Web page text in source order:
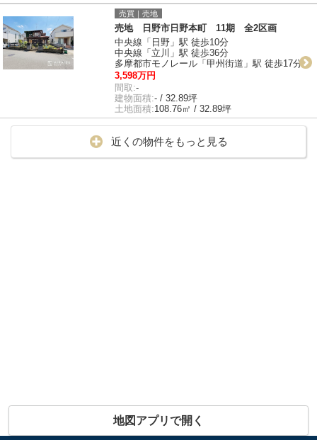
売買｜売地
売地 日野市日野本町 11期 全2区画
中央線「日野」駅 徒歩10分
中央線「立川」駅 徒歩36分
多摩都市モノレール「甲州街道」駅 徒歩17分
3,598万円
間取:-
建物面積:- / 32.89坪
土地面積:108.76㎡ / 32.89坪
近くの物件をもっと見る
地図アプリで開く